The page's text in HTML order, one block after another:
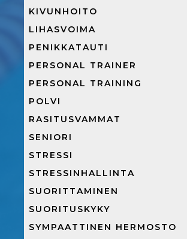
KIVUNHOITO
LIHASVOIMA
PENIKKATAUTI
PERSONAL TRAINER
PERSONAL TRAINING
POLVI
RASITUSVAMMAT
SENIORI
STRESSI
STRESSINHALLINTA
SUORITTAMINEN
SUORITUSKYKY
SYMPAATTINEN HERMOSTO